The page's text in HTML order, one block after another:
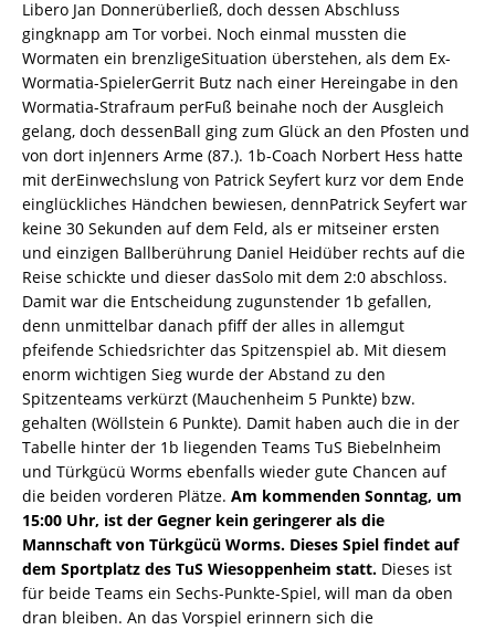
Libero Jan Donnerüberließ, doch dessen Abschluss
gingknapp am Tor vorbei. Noch einmal mussten die
Wormaten ein brenzligeSituation überstehen, als dem Ex-
Wormatia-SpielerGerrit Butz nach einer Hereingabe in den
Wormatia-Strafraum perFuß beinahe noch der Ausgleich
gelang, doch dessenBall ging zum Glück an den Pfosten und
von dort inJenners Arme (87.). 1b-Coach Norbert Hess hatte
mit derEinwechslung von Patrick Seyfert kurz vor dem Ende
einglückliches Händchen bewiesen, dennPatrick Seyfert war
keine 30 Sekunden auf dem Feld, als er mitseiner ersten
und einzigen Ballberührung Daniel Heidüber rechts auf die
Reise schickte und dieser dasSolo mit dem 2:0 abschloss.
Damit war die Entscheidung zugunstender 1b gefallen,
denn unmittelbar danach pfiff der alles in allemgut
pfeifende Schiedsrichter das Spitzenspiel ab. Mit diesem
enorm wichtigen Sieg wurde der Abstand zu den
Spitzenteams verkürzt (Mauchenheim 5 Punkte) bzw.
gehalten (Wöllstein 6 Punkte). Damit haben auch die in der
Tabelle hinter der 1b liegenden Teams TuS Biebelnheim
und Türkgücü Worms ebenfalls wieder gute Chancen auf
die beiden vorderen Plätze. Am kommenden Sonntag, um
15:00 Uhr, ist der Gegner kein geringerer als die
Mannschaft von Türkgücü Worms. Dieses Spiel findet auf
dem Sportplatz des TuS Wiesoppenheim statt. Dieses ist
für beide Teams ein Sechs-Punkte-Spiel, will man da oben
dran bleiben. An das Vorspiel erinnern sich die